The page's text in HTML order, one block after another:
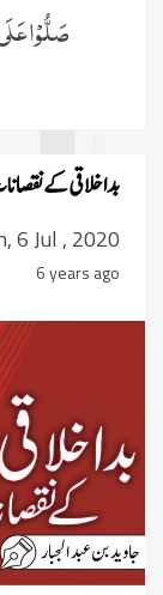
صَلُّوْا
بداخلاقى کے
6 Jul , 2020
6 years ago